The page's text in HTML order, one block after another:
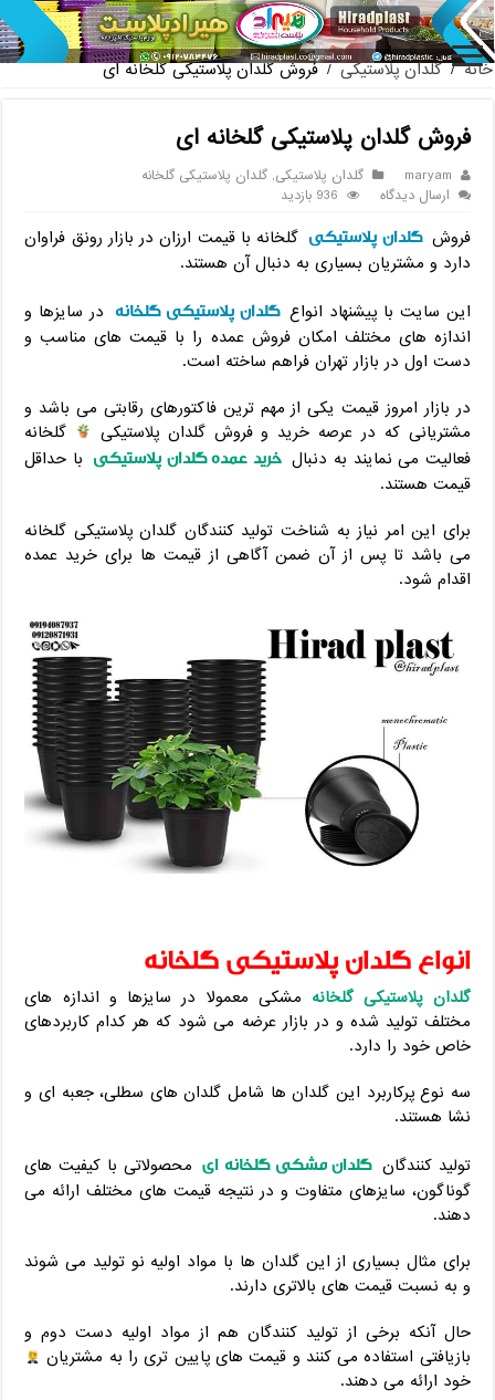
پخش عمده صندلی پلاستیکی دسته دار 889 ناصر + قیمت روز
خانه / گلدان پلاستیکی / فروش گلدان پلاستیکی گلخانه ای
فروش گلدان پلاستیکی گلخانه ای
maryam گلدان پلاستیکی,گلدان پلاستیکی گلخانه
ارسال دیدگاه
936 بازدید
فروش گلدان پلاستیکی گلخانه با قیمت ارزان در بازار رونق فراوان
دارد و مشتریان بسیاری به دنبال آن هستند.
این سایت با پیشنهاد انواع گلدان پلاستیکی گلخانه در سایزها و
اندازه های مختلف امکان فروش عمده را با قیمت های مناسب و
دست اول در بازار تهران فراهم ساخته است.
در بازار امروز قیمت یکی از مهم ترین فاکتورهای رقابتی می باشد و
مشتریانی که در عرصه خرید و فروش گلدان پلاستیکی
گلخانه
فعالیت می نمایند به دنبال خرید عمده گلدان پلاستیکی با حداقل
قیمت هستند.
برای این امر نیاز به شناخت تولید کنندگان گلدان پلاستیکی گلخانه
می باشد تا پس از آن ضمن آگاهی از قیمت ها برای خرید عمده
اقدام شود.
انواع گلدان پلاستیکی گلخانه
گلدان پلاستیکی گلخانه مشکی معمولا در سایزها و اندازه های
مختلف تولید شده و در بازار عرضه می شود که هر کدام کاربردهای
خاص خود را دارد.
سه نوع پرکاربرد این گلدان ها شامل گلدان های سطلی، جعبه ای و
نشا هستند.
تولید کنندگان گلدان مشکی گلخانه ای محصولاتی با کیفیت های
گوناگون، سایزهای متفاوت و در نتیجه قیمت های مختلف ارائه می
دهند.
برای مثال بسیاری از این گلدان ها با مواد اولیه نو تولید می شوند
و به نسبت قیمت های بالاتری دارند.
حال آنکه برخی از تولید کنندگان هم از مواد اولیه دست دوم و
بازیافتی استفاده می کنند و قیمت های پایین تری را به مشتریان
خود ارائه می دهند.